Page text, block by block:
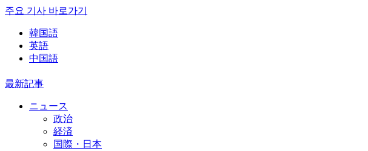
주요 기사 바로가기
韓国語
英語
中国語
最新記事
ニュース
政治
経済
国際・日本